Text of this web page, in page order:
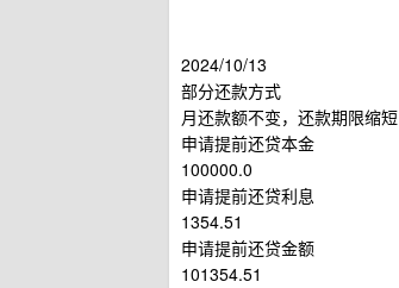
2024/10/13
部分还款方式
月还款额不变，还款期限缩短
申请提前还贷本金
100000.0
申请提前还贷利息
1354.51
申请提前还贷金额
101354.51